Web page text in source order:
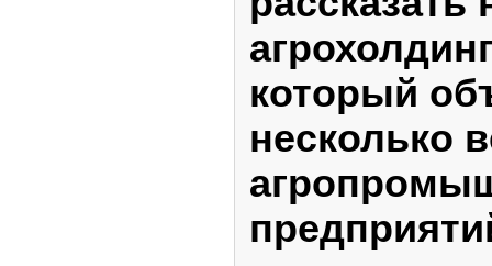
который
несколько